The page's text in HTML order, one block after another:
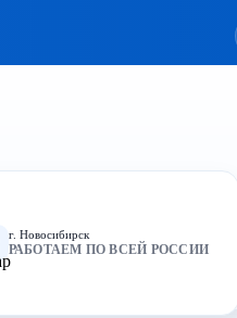
г. Новосибирск
РАБОТАЕМ ПО ВСЕЙ РОССИИ